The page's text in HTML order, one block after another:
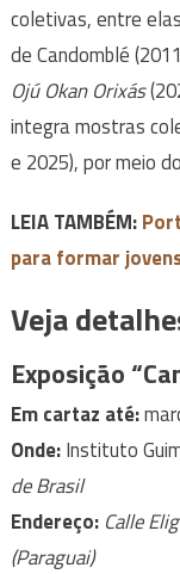
coletivas, entre elas
de Candomblé
Ojú Okan Orixás
integra mostras
e 2025), por meio
LEIA TAMBÉM:
para formar
Veja
Exposição
Em cartaz até:
Onde:Instituto
de Brasil
Endereço:Calle
(Paraguai)